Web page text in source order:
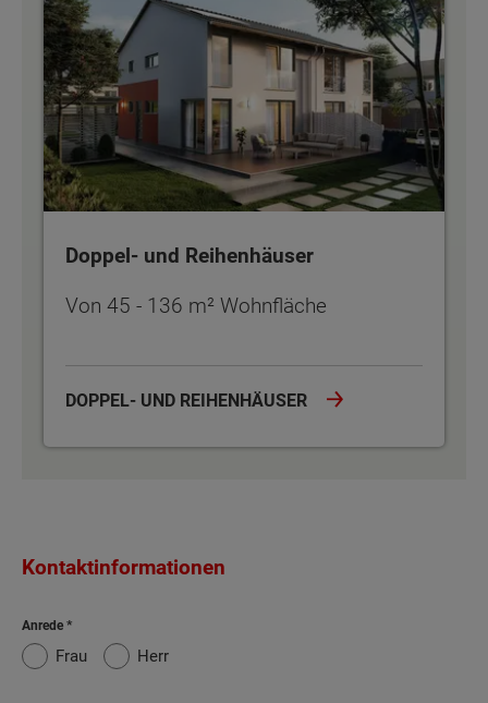
Doppel- und Reihenhäuser
Von 45 - 136 m² Wohnfläche
DOPPEL- UND REIHENHÄUSER
Kontaktinformationen
Anrede
Frau Herr